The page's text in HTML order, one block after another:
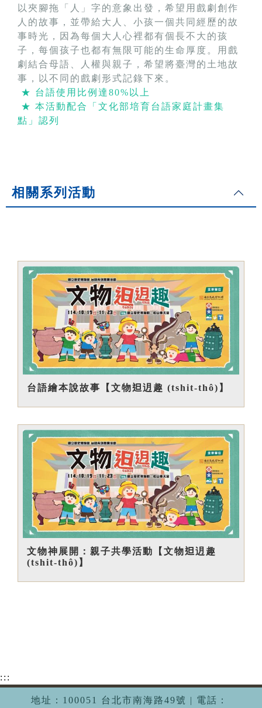
以夾腳拖「人」字的意象出發，希望用戲劇創作
人的故事，並帶給大人、小孩一個共同經歷的故
事時光，因為每個大人心裡都有個長不大的孩
子，每個孩子也都有無限可能的生命厚度。用戲
劇結合母語、人權與親子，希望將臺灣的土地故
事，以不同的戲劇形式記錄下來。
★ 台語使用比例達80%以上
★ 本活動配合「文化部培育台語家庭計畫集
點」認列
相關系列活動
台語繪本說故事【文物𨑨迌趣 (tshit-thô)】
文物神展開：親子共學活動【文物𨑨迌趣
(tshit-thô)】
:::
地址：100051 台北市南海路49號 | 電話：